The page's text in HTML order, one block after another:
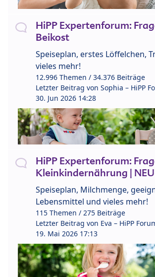
HiPP Expertenforum:
Beikost
Speiseplan, erstes Löffelchen,
vieles mehr!
12.996 Themen / 34.376 Beiträge
Letzter Beitrag von Sophia – HiPP
30. Jun 2026 14:28
HiPP Expertenforum:
Kleinkindernährung | NEU
Speiseplan, Milchmenge,
Lebensmittel und vieles mehr!
115 Themen / 275 Beiträge
Letzter Beitrag von Eva – HiPP
19. Mai 2026 17:13